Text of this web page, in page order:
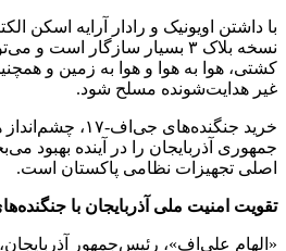
نسخه بلاک ۳ بسیار سازگار
کشتی، هوا به هوا و هوا به زمین و
غیر هدایت‌شونده مسلح شود.
خرید جنگنده‌های
جمهوری آذربایجان را در آینده بهبود
اصلی تجهیزات نظامی پاکستان است.
تقویت امنیت ملی آذربایجان با
«الهام علی‌اف»، رئیس‌جمهور